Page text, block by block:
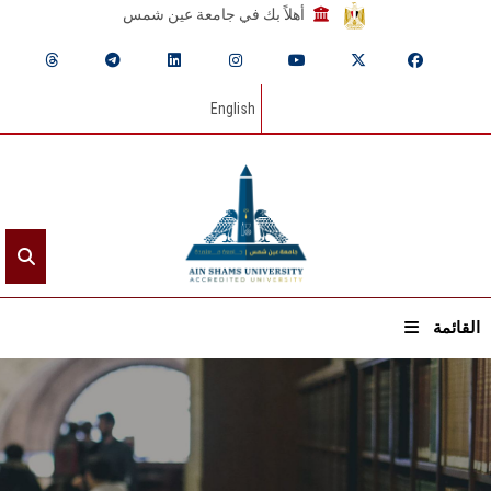
أهلاً بك في جامعة عين شمس
English
القائمة
الرئيسيـة
عن الجامعة